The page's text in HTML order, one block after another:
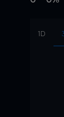
1D